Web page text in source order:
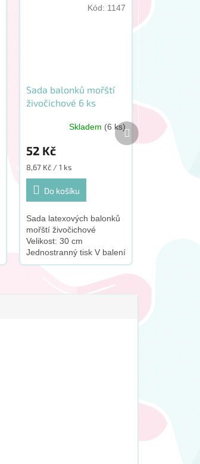
Sada balonků mořští
živočichové 6 ks
Skladem (6 ks)
52 Kč
Měrná
cena:
8,67 Kč / 1 ks
Do košíku
Sada latexových balonků
mořští živočichové
Velikost: 30 cm
Jednostranný tisk V balení
6 ks latexových balonků
balonky se po naplnění
héliem vznáší S tímto
produktem...
Kód: 1147
Další
produkt